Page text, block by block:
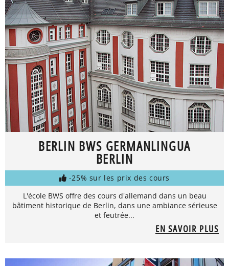
BERLIN BWS GERMANLINGUA
BERLIN
-25% sur les prix des cours
L'école BWS offre des cours d'allemand dans un beau
bâtiment historique de Berlin, dans une ambiance sérieuse
et feutrée...
EN SAVOIR PLUS